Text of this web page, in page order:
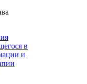
в
и